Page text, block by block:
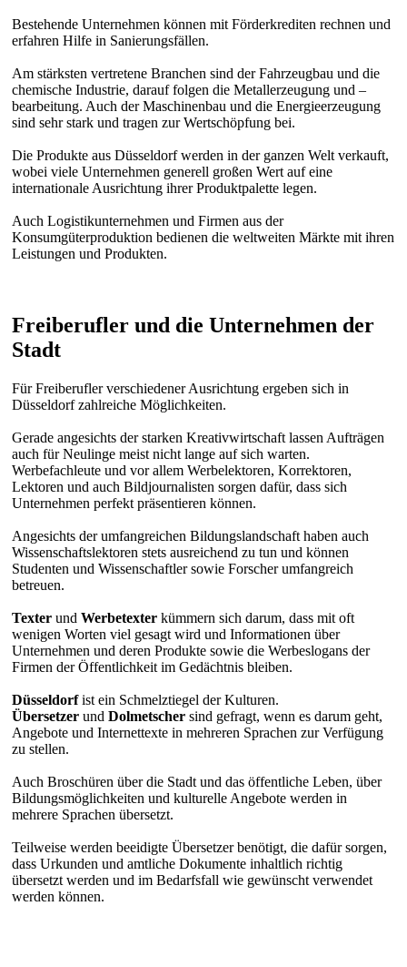
Bestehende Unternehmen können mit Förderkrediten rechnen und
erfahren Hilfe in Sanierungsfällen.
Am stärksten vertretene Branchen sind der Fahrzeugbau und die
chemische Industrie, darauf folgen die Metallerzeugung und –
bearbeitung. Auch der Maschinenbau und die Energieerzeugung
sind sehr stark und tragen zur Wertschöpfung bei.
Die Produkte aus Düsseldorf werden in der ganzen Welt verkauft,
wobei viele Unternehmen generell großen Wert auf eine
internationale Ausrichtung ihrer Produktpalette legen.
Auch Logistikunternehmen und Firmen aus der
Konsumgüterproduktion bedienen die weltweiten Märkte mit ihren
Leistungen und Produkten.
Freiberufler und die Unternehmen der
Stadt
Für Freiberufler verschiedener Ausrichtung ergeben sich in
Düsseldorf zahlreiche Möglichkeiten.
Gerade angesichts der starken Kreativwirtschaft lassen Aufträgen
auch für Neulinge meist nicht lange auf sich warten.
Werbefachleute und vor allem Werbelektoren, Korrektoren,
Lektoren und auch Bildjournalisten sorgen dafür, dass sich
Unternehmen perfekt präsentieren können.
Angesichts der umfangreichen Bildungslandschaft haben auch
Wissenschaftslektoren stets ausreichend zu tun und können
Studenten und Wissenschaftler sowie Forscher umfangreich
betreuen.
Texter und Werbetexter kümmern sich darum, dass mit oft
wenigen Worten viel gesagt wird und Informationen über
Unternehmen und deren Produkte sowie die Werbeslogans der
Firmen der Öffentlichkeit im Gedächtnis bleiben.
Düsseldorfist ein Schmelztiegel der Kulturen.
Übersetzer und Dolmetscher sind gefragt, wenn es darum geht,
Angebote und Internettexte in mehreren Sprachen zur Verfügung
zu stellen.
Auch Broschüren über die Stadt und das öffentliche Leben, über
Bildungsmöglichkeiten und kulturelle Angebote werden in
mehrere Sprachen übersetzt.
Teilweise werden beeidigte Übersetzer benötigt, die dafür sorgen,
dass Urkunden und amtliche Dokumente inhaltlich richtig
übersetzt werden und im Bedarfsfall wie gewünscht verwendet
werden können.